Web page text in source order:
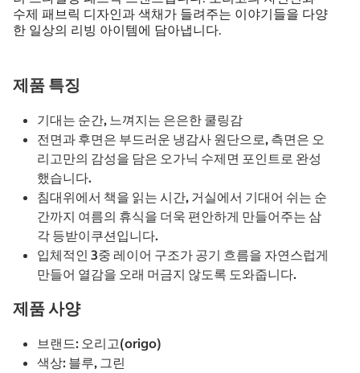
수제 패브릭 디자인과 색채가 들려주는 이야기들을 다양
한 일상의 리빙 아이템에 담아냅니다.
제품 특징
기대는 순간, 느껴지는 은은한 쿨링감
전면과 후면은 부드러운 냉감사 원단으로, 측면은 오
리고만의 감성을 담은 오가닉 수제면 포인트로 완성
했습니다.
침대위에서 책을 읽는 시간, 거실에서 기대어 쉬는 순
간까지 여름의 휴식을 더욱 편안하게 만들어주는 삼
각 등받이쿠션입니다.
입체적인 3중 레이어 구조가 공기 흐름을 자연스럽게
만들어 열감을 오래 머금지 않도록 도와줍니다.
제품 사양
브랜드: 오리고(origo)
색상: 블루, 그린